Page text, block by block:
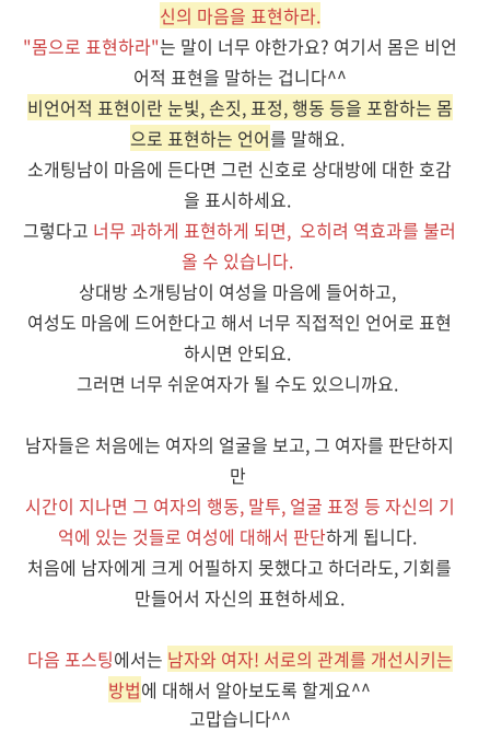
신의 마음을 표현하라.
"몸으로 표현하라"는 말이 너무 야한가요? 여기서 몸은 비언
어적 표현을 말하는 겁니다^^
비언어적 표현이란 눈빛, 손짓, 표정, 행동 등을 포함하는 몸
으로 표현하는 언어를 말해요.
소개팅남이 마음에 든다면 그런 신호로 상대방에 대한 호감
을 표시하세요.
그렇다고 너무 과하게 표현하게 되면, 오히려 역효과를 불러
올 수 있습니다.
상대방 소개팅남이 여성을 마음에 들어하고,
여성도 마음에 드어한다고 해서 너무 직접적인 언어로 표현
하시면 안되요.
그러면 너무 쉬운여자가 될 수도 있으니까요.
남자들은 처음에는 여자의 얼굴을 보고, 그 여자를 판단하지
만
시간이 지나면 그 여자의 행동, 말투, 얼굴 표정 등 자신의 기
억에 있는 것들로 여성에 대해서 판단하게 됩니다.
처음에 남자에게 크게 어필하지 못했다고 하더라도, 기회를
만들어서 자신의 표현하세요.
다음 포스팅에서는 남자와 여자! 서로의 관계를 개선시키는
방법에 대해서 알아보도록 할게요^^
고맙습니다^^